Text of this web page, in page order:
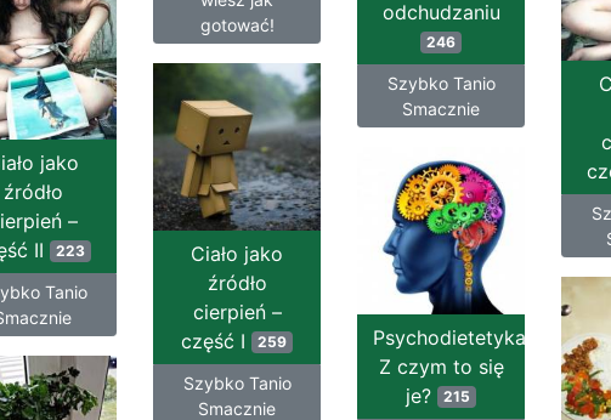
gotować!
odchudzaniu
246
Szybko Tanio
Smacznie
jako
źródło
–
II 223
Tanio
Ciało jako
źródło
cierpień –
część I 259
Szybko Tanio
Smacznie
Psychodietetyka?
Z czym to się
je? 215